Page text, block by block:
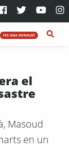
FES UNA DONACIÓ
el
Masoud
en un